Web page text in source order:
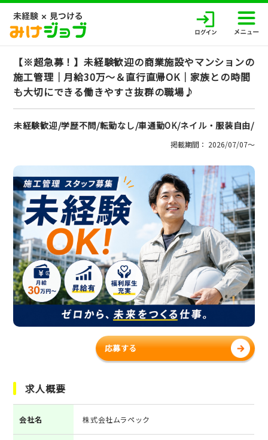
【※超急募！】未経験歓迎の商業施設やマンションの
施工管理｜月給30万～＆直行直帰OK｜家族との時間
も大切にできる働きやすさ抜群の職場♪
未経験歓迎/学歴不問/転勤なし/車通勤OK/ネイル・服装自由/
掲載期間： 2026/07/07〜
応募する
求人概要
会社名 株式会社ムラペック